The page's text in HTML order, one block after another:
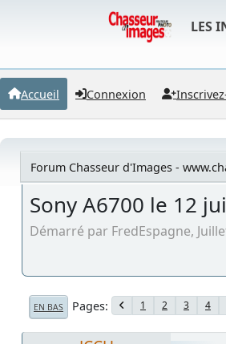
LES
Accueil Connexion
Forum Chasseur d'Images -
Sony A6700 le 12
Démarré par FredEspagne,
EN BAS Pages 1 2 3 4